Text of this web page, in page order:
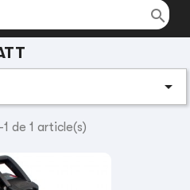


de 1 article(s)